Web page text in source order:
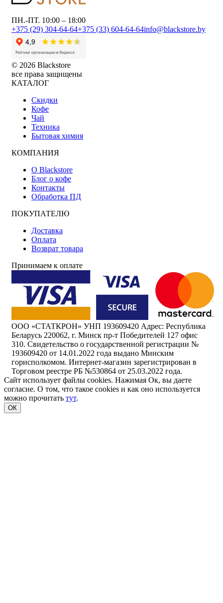
ПН.-ПТ. 10:00 – 18:00
+375 (29) 304-64-64+375 (33) 604-64-64info@blackstore.by
© 2026 Blackstore
все права защищены
КАТАЛОГ
Скидки
Кофе
Чай
Техника
Бытовая химия
КОМПАНИЯ
О Blackstore
Блог о кофе
Контакты
Обработка ПД
ПОКУПАТЕЛЮ
Доставка
Оплата
Возврат товара
Принимаем к оплате
ООО «СТАТКРОН» УНП 193609420 Адрес: Республика
Беларусь 220062, г. Минск пр-т Победителей 127 офис
310. Свидетельство о государственной регистрации №
193609420 от 14.01.2022 года выдано Минским
горисполкомом. Интернет-магазин зарегистрирован в
Торговом реестре РБ №530864 от 25.03.2022 года.
Сайт использует файлы cookies. Нажимая Ок, вы даете
согласие. О том, что такое cookies и как оно используется
можно прочитать тут.
ОК